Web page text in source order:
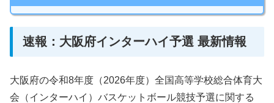
速報：大阪府インターハイ予選 最新情報
大阪府の令和8年度（2026年度）全国高等学校総合体育大
会（インターハイ）バスケットボール競技予選に関する